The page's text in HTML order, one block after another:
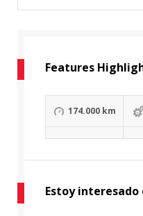
Features
174.000 km
Estoy